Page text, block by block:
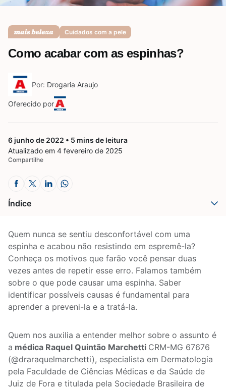
Cuidados com a pele
Como acabar com as espinhas?
Por: Drogaria Araujo
Oferecido por
6 junho de 2022 • 5 mins de leitura
Atualizado em 4 fevereiro de 2025
Compartilhe
Índice
Quem nunca se sentiu desconfortável com uma
espinha e acabou não resistindo em espremê-la?
Conheça os motivos que farão você pensar duas
vezes antes de repetir esse erro. Falamos também
sobre o que pode causar uma espinha. Saber
identificar possíveis causas é fundamental para
aprender a preveni-la e a tratá-la.
Quem nos auxilia a entender melhor sobre o assunto é
a médica Raquel Quintão Marchetti CRM-MG 67676
(@draraquelmarchetti), especialista em Dermatologia
pela Faculdade de Ciências Médicas e da Saúde de
Juiz de Fora e titulada pela Sociedade Brasileira de